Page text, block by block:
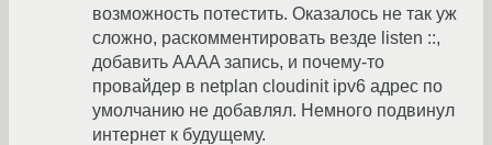
возможность потестить. Оказалось не так уж
сложно, раскомментировать везде listen ::,
добавить AAAA запись, и почему-то
провайдер в netplan cloudinit ipv6 адрес по
умолчанию не добавлял. Немного подвинул
интернет к будущему.